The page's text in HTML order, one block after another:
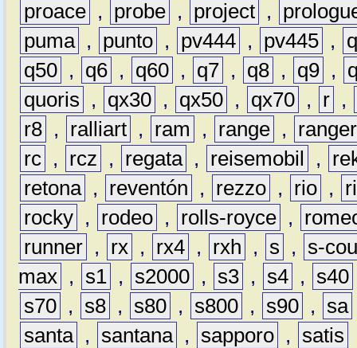
proace , probe , project ,
puma , punto , pv444 , pv445 ,
q50 , q6 , q60 , q7 , q8 , q9 ,
quoris
, qx30 , qx50 , qx70 , r ,
r8 , ralliart , ram , range ,
ranger
rc , rcz , regata , reisemobil ,
retona , reventón , rezzo , rio ,
rocky , rodeo , rolls-royce ,
runner , rx , rx4 , rxh , s ,
s-
max , s1 , s2000 , s3 , s4 , s40
s70 , s8 , s80 , s800 , s90 , sa
santa , santana , sapporo , satis